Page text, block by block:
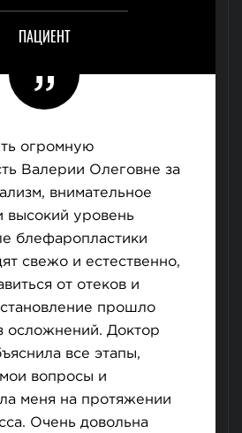
ПАЦИЕНТ
огромную
Валерии Олеговне за
внимательное
высокий уровень
блефаропластики
свежо и естественно,
от отеков и
прошло
осложнений. Доктор
все этапы,
вопросы и
меня на протяжении
Очень довольна